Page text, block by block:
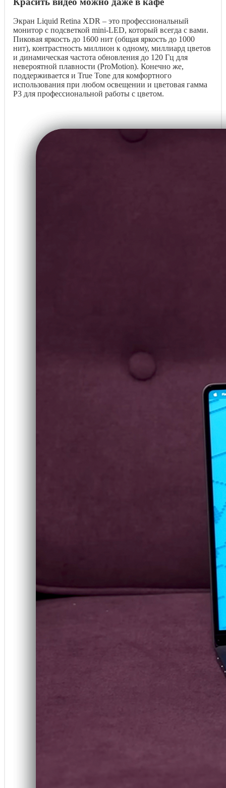
Экран Liquid Retina XDR – это профессиональный
монитор с подсветкой mini-LED, который всегда с вами.
Пиковая яркость до 1600 нит (общая яркость до 1000
нит), контрастность миллион к одному, миллиард цветов
и динамическая частота обновления до 120 Гц для
невероятной плавности (ProMotion). Конечно же,
поддерживается и True Tone для комфортного
использования при любом освещении и цветовая гамма
P3 для профессиональной работы с цветом.